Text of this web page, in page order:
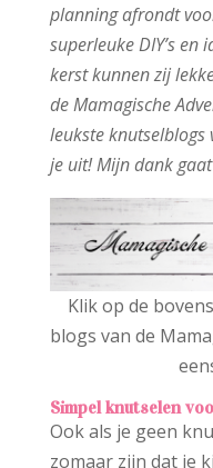
planning afrondt
superleuke DIY’s en
kerst kunnen zij
de Mamagische
leukste
je uit! Mijn dank
Klik op de
blogs van de
Simpel knutselen
Ook als je geen
zomaar zijn dat je